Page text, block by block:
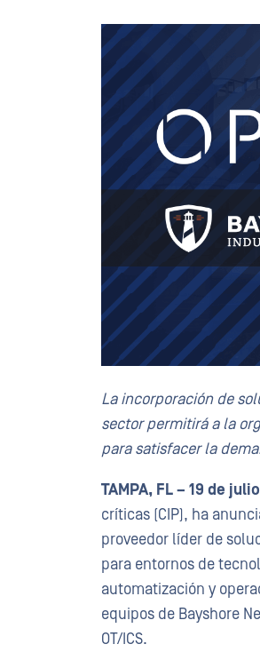
La incorporación de
sector permitirá a la
para satisfacer la
TAMPA, FL – 19 de
críticas (CIP), ha
proveedor líder de
para entornos de
automatización y
equipos de Bayshore
OT/ICS.